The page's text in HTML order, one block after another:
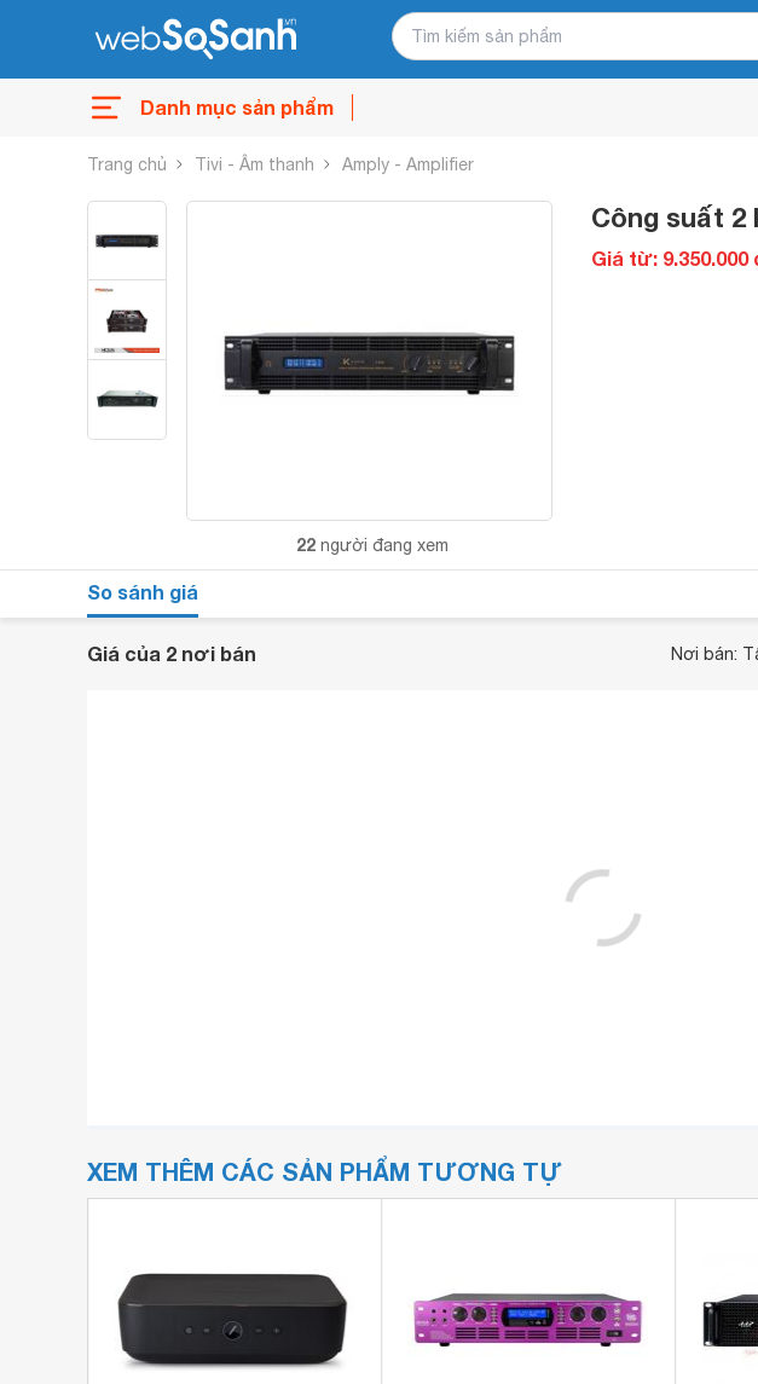
Danh mục sản phẩm
Trang chủ Tivi - Âm thanh Amply - Amplifier
22 người đang xem
Công suất 2
Giá từ: 9.350.000
So sánh giá
Giá của 2 nơi bán Nơi bán:
XEM THÊM CÁC SẢN PHẨM TƯƠNG TỰ